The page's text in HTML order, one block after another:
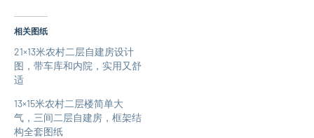
相关图纸
21×13米农村二层自建房设计
图，带车库和内院，实用又舒
适
13×15米农村二层楼简单大
气，三间二层自建房，框架结
构全套图纸